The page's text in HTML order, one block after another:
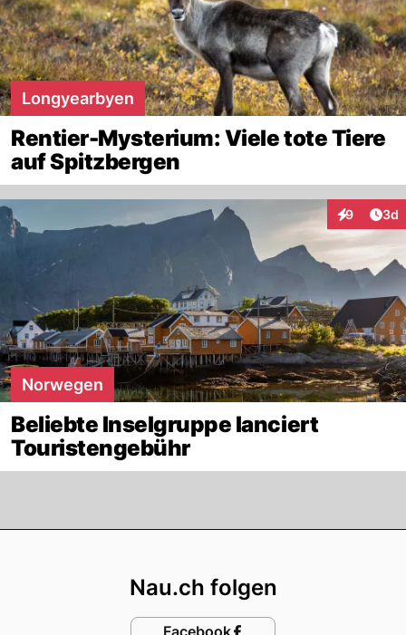
Longyearbyen
Rentier-Mysterium: Viele tote Tiere
auf Spitzbergen
9 3d
Norwegen
Beliebte Inselgruppe lanciert
Touristengebühr
Nau.ch folgen